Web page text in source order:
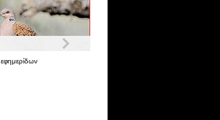
εφημερίδων